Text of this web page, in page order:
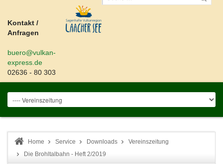
Kontakt /
Anfragen
buero@vulkan-
express.de
02636 - 80 303
Home Service Downloads
Vereinszeitung
Die Brohltalbahn - Heft 2/2019